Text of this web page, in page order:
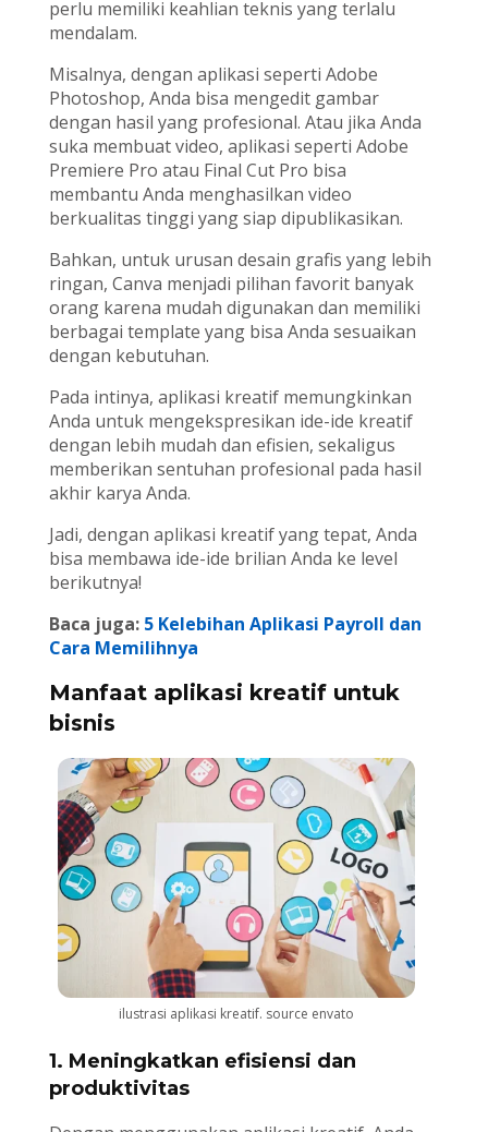
perlu memiliki keahlian teknis yang terlalu
mendalam.
Misalnya, dengan aplikasi seperti Adobe
Photoshop, Anda bisa mengedit gambar
dengan hasil yang profesional. Atau jika Anda
suka membuat video, aplikasi seperti Adobe
Premiere Pro atau Final Cut Pro bisa
membantu Anda menghasilkan video
berkualitas tinggi yang siap dipublikasikan.
Bahkan, untuk urusan desain grafis yang lebih
ringan, Canva menjadi pilihan favorit banyak
orang karena mudah digunakan dan memiliki
berbagai template yang bisa Anda sesuaikan
dengan kebutuhan.
Pada intinya, aplikasi kreatif memungkinkan
Anda untuk mengekspresikan ide-ide kreatif
dengan lebih mudah dan efisien, sekaligus
memberikan sentuhan profesional pada hasil
akhir karya Anda.
Jadi, dengan aplikasi kreatif yang tepat, Anda
bisa membawa ide-ide brilian Anda ke level
berikutnya!
Baca juga: 5 Kelebihan Aplikasi Payroll dan
Cara Memilihnya
Manfaat aplikasi kreatif untuk
bisnis
ilustrasi aplikasi kreatif. source envato
1. Meningkatkan efisiensi dan
produktivitas